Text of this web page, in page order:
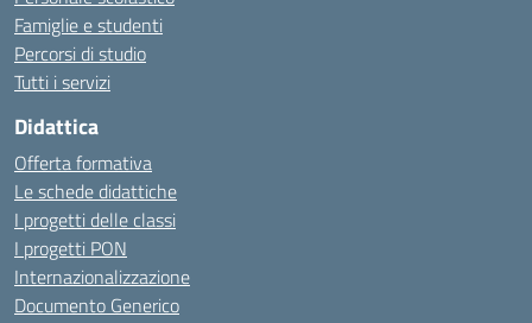
Famiglie e studenti
Percorsi di studio
Tutti i servizi
Didattica
Offerta formativa
Le schede didattiche
I progetti delle classi
I progetti PON
Internazionalizzazione
Documento Generico